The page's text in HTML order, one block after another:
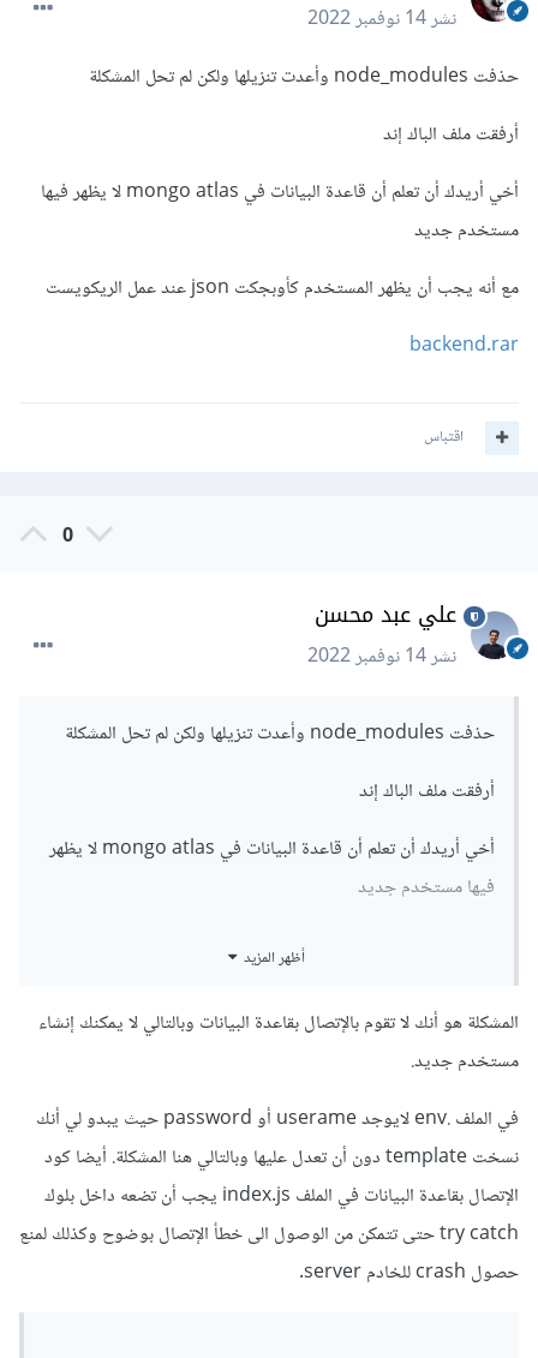
نشر14 نوفمبر 2022
حذفت node_modules وأعدت تنزيلها ولكن لم تحل المشكلة
أرفقت ملف الباك إند
أخي أريدك أن تعلم أن قاعدة البيانات في mongo atlas لا يظهر فيها
مستخدم جديد
مع أنه يجب أن يظهر المستخدم كأوبجكت json عند عمل الريكويست
backend.rar
اقتباس
0
علي عبد محسن
نشر14 نوفمبر 2022
حذفت node_modules وأعدت تنزيلها ولكن لم تحل المشكلة
أرفقت ملف الباك إند
أخي أريدك أن تعلم أن قاعدة البيانات في mongo atlas لا يظهر
فيها مستخدم جديد
backend.rar
Unavailable
أظهر المزيد
المشكلة هو أنك لا تقوم بالإتصال بقاعدة البيانات وبالتالي لا يمكنك إنشاء
مستخدم جديد.
في الملف .env لايوجد userame أو password حيث يبدو لي أنك
نسخت template دون أن تعدل عليها وبالتالي هنا المشكلة. أيضا كود
الإتصال بقاعدة البيانات في الملف index.js يجب أن تضعه داخل بلوك
try catch حتى تتمكن من الوصول الى خطأ الإتصال بوضوح وكذلك لمنع
حصول crash للخادم server.